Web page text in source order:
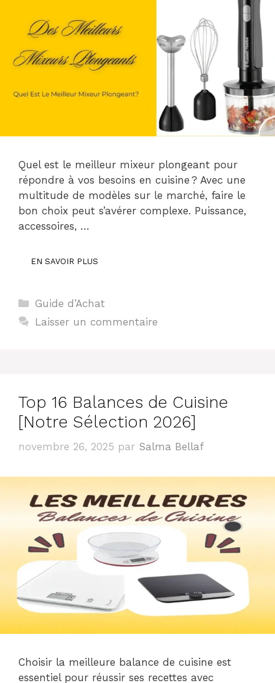
Quel est le meilleur mixeur plongeant pour
répondre à vos besoins en cuisine ? Avec une
multitude de modèles sur le marché, faire le
bon choix peut s’avérer complexe. Puissance,
accessoires, …
EN SAVOIR PLUS
Catégories
Guide d’Achat
Laisser un commentaire
Top 16 Balances de Cuisine
[Notre Sélection 2026]
novembre 26, 2025 par Salma Bellaf
Choisir la meilleure balance de cuisine est
essentiel pour réussir ses recettes avec